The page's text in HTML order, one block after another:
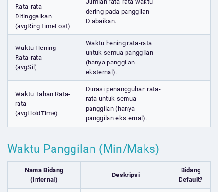
Rata-rata
Ditinggalkan
(avgRingTimeLost)
Jumlah rata-rata waktu
dering pada panggilan
Diabaikan.
Waktu Hening
Rata-rata
(avgSil)
Waktu hening rata-rata
untuk semua panggilan
(hanya panggilan
eksternal).
Waktu Tahan Rata-
rata
(avgHoldTime)
Durasi penangguhan rata-
rata untuk semua
panggilan (hanya
panggilan eksternal).
Waktu Panggilan (Min/Maks)
Nama Bidang
(Internal)
Deskripsi
Bidang
Default?